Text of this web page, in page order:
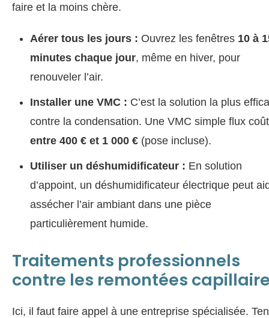
faire et la moins chère.
Aérer tous les jours : Ouvrez les fenêtres 10 à
minutes chaque jour, même en hiver, pour
renouveler l’air.
Installer une VMC : C’est la solution la plus
contre la condensation. Une VMC simple flux
entre 400 € et 1 000 € (pose incluse).
Utiliser un déshumidificateur : En solution
d’appoint, un déshumidificateur électrique peut
assécher l’air ambiant dans une pièce
particulièrement humide.
Traitements professionnels
contre les remontées
Ici, il faut faire appel à une entreprise spécialisée.